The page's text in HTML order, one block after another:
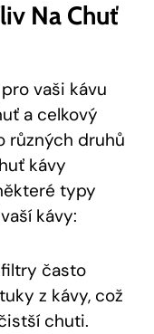
Na ‍chuť
vaši kávu
a celkový
různých ⁤druhů
kávy
typy⁢
kávy:
často
z kávy, což⁤
chuti.